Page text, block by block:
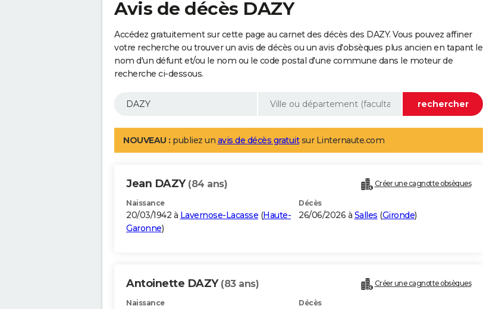
Avis de décès DAZY
Accédez gratuitement sur cette page au carnet des décès des DAZY. Vous pouvez affiner
votre recherche ou trouver un avis de décès ou un avis d'obsèques plus ancien en tapant le
nom d'un défunt et/ou le nom ou le code postal d'une commune dans le moteur de
recherche ci-dessous.
NOUVEAU : publiez un avis de décès gratuitsur Linternaute.com
Jean DAZY (84 ans) Créer une cagnotte obsèques
Naissance
20/03/1942 à Lavernose-Lacasse (Haute-
Garonne)
Décès
26/06/2026 à Salles (Gironde)
Antoinette DAZY (83 ans) Créer une cagnotte obsèques
Naissance Décès